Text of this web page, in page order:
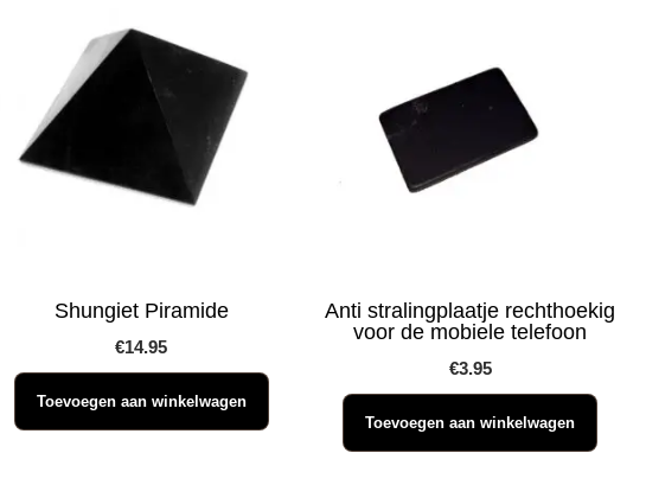
Shungiet Piramide
€14.95
Toevoegen aan winkelwagen
Anti stralingplaatje rechthoekig
voor de mobiele telefoon
€3.95
Toevoegen aan winkelwagen